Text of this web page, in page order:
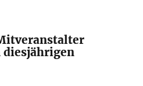
diesjährigen